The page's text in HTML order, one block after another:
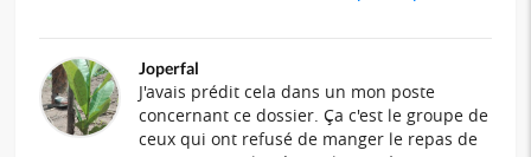
Joperfal
J'avais prédit cela dans un mon poste
concernant ce dossier. Ça c'est le groupe de
ceux qui ont refusé de manger le repas de